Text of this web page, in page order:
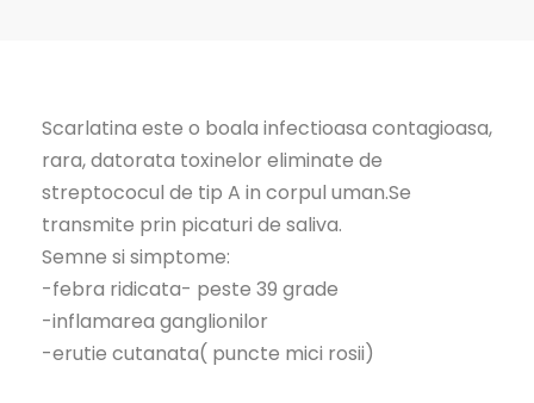
Scarlatina este o boala infectioasa contagioasa,
rara, datorata toxinelor eliminate de
streptococul de tip A in corpul uman.Se
transmite prin picaturi de saliva.
Semne si simptome:
-febra ridicata- peste 39 grade
-inflamarea ganglionilor
-erutie cutanata( puncte mici rosii)